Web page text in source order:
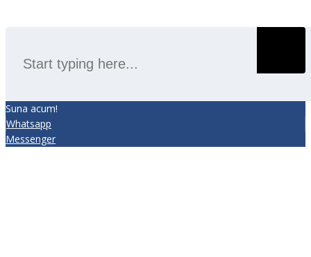
Suna acum!
Whatsapp
Messenger